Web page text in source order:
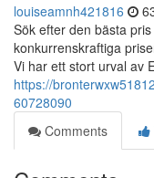
louiseamnh421816
Sök efter den bästa
konkurrenskraftiga
Vi har ett stort urval av
https://
60728090
Comments